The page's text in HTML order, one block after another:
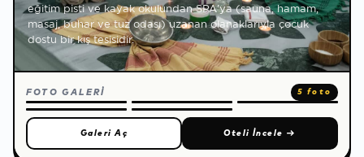
eğitim pisti ve kayak okulundan SPA'ya (sauna, hamam,
masaj, buhar ve tuz odası) uzanan olanaklarıyla çocuk
dostu bir kış tesisidir.
FOTO GALERİ 5 foto
Galeri Aç Oteli İncele →